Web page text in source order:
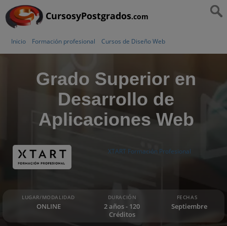
CursosyPostgrados.com
Inicio Formación profesional Cursos de Diseño Web
Grado Superior en
Desarrollo de
Aplicaciones Web
XTART Formación Profesional
LUGAR/MODALIDAD
ONLINE
DURACIÓN
2 años - 120
Créditos
FECHAS
Septiembre